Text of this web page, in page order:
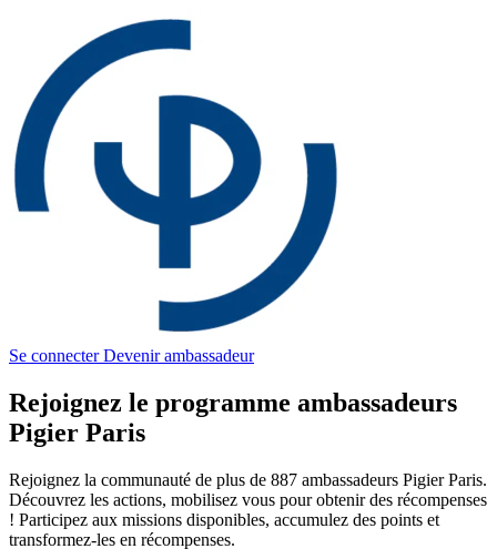
Se connecterDevenir ambassadeur
Rejoignez le programme ambassadeurs
Pigier Paris
Rejoignez la communauté de plus de 887 ambassadeurs Pigier Paris.
Découvrez les actions, mobilisez vous pour obtenir des récompenses
! Participez aux missions disponibles, accumulez des points et
transformez-les en récompenses.